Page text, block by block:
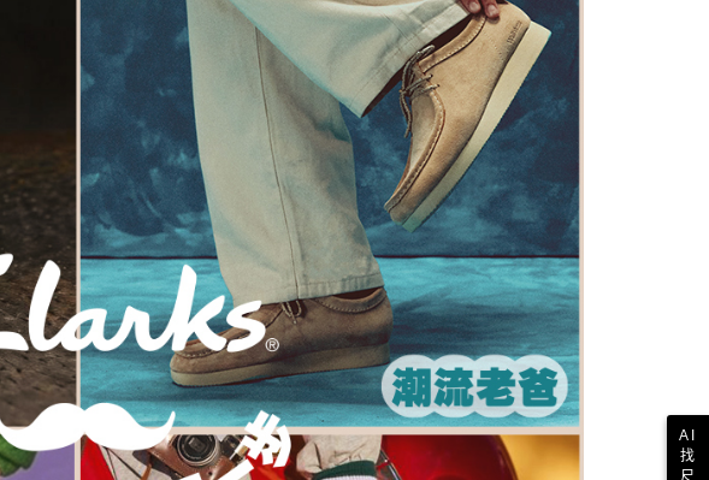
即時審查核予不同之上限額度；若仍有額度不足之情形，本公司將視審查
結果請求用戶進行身份認證。
５．嚴禁一人註冊多個帳號或使用他人資訊註冊。若發現惡意使用之情
形，恩沛科技股份有限公司將有權停止該用戶之使用額度並採取法律行
AI
找
尺